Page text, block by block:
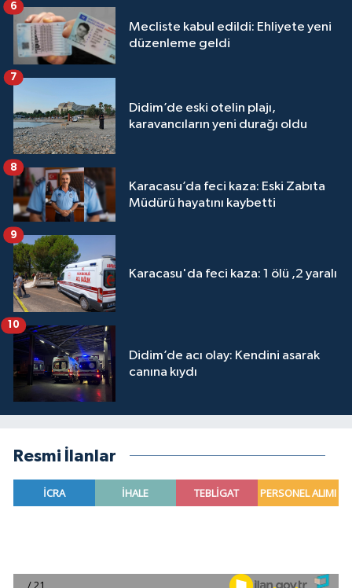
Mecliste kabul edildi: Ehliyete yeni
düzenleme geldi
6
Didim’de eski otelin plajı,
karavancıların yeni durağı oldu
7
Karacasu’da feci kaza: Eski Zabıta
Müdürü hayatını kaybetti
8
Karacasu'da feci kaza: 1 ölü ,2 yaralı
9
Didim’de acı olay: Kendini asarak
canına kıydı
10
Resmi İlanlar